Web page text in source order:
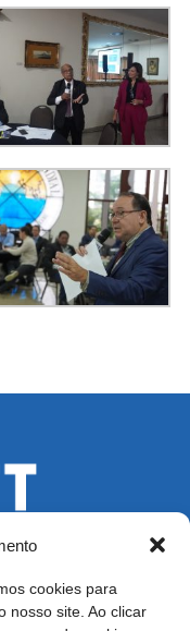
cookies para
nosso site. Ao clicar
Oscar Niemeyer,